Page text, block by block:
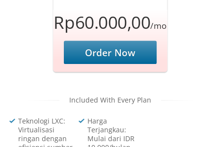
Rp60.000,00/mo
Order Now
Included With Every Plan
Teknologi LXC:
Virtualisasi
ringan dengan
Harga
Terjangkau:
Mulai dari IDR